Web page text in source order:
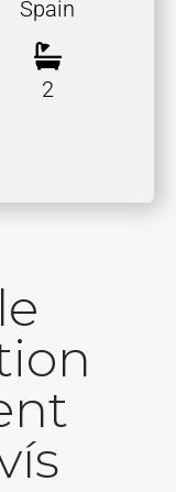
Spain
2